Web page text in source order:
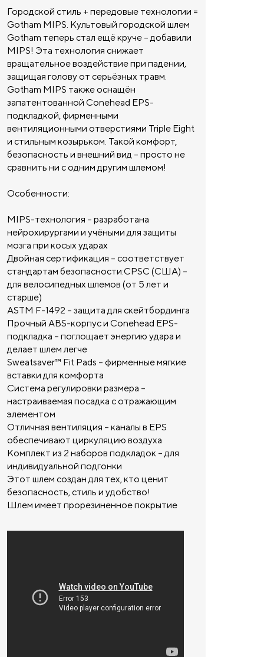
Городской стиль + передовые технологии =
Gotham MIPS. Культовый городской шлем
Gotham теперь стал ещё круче – добавили
MIPS! Эта технология снижает
вращательное воздействие при падении,
защищая голову от серьёзных травм.
Gotham MIPS также оснащён
запатентованной Conehead EPS-
подкладкой, фирменными
вентиляционными отверстиями Triple Eight
и стильным козырьком. Такой комфорт,
безопасность и внешний вид – просто не
сравнить ни с одним другим шлемом!
Особенности:
MIPS-технология – разработана
нейрохирургами и учёными для защиты
мозга при косых ударах
Двойная сертификация – соответствует
стандартам безопасности:CPSC (США) –
для велосипедных шлемов (от 5 лет и
старше)
ASTM F-1492 – защита для скейтбординга
Прочный ABS-корпус и Conehead EPS-
подкладка – поглощает энергию удара и
делает шлем легче
Sweatsaver™ Fit Pads – фирменные мягкие
вставки для комфорта
Система регулировки размера –
настраиваемая посадка с отражающим
элементом
Отличная вентиляция – каналы в EPS
обеспечивают циркуляцию воздуха
Комплект из 2 наборов подкладок – для
индивидуальной подгонки
Этот шлем создан для тех, кто ценит
безопасность, стиль и удобство!
Шлем имеет прорезиненное покрытие